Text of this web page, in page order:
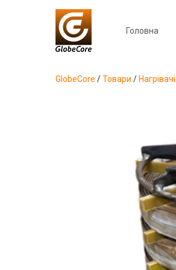
Головна
GlobeCore /Товари / Нагрівачі